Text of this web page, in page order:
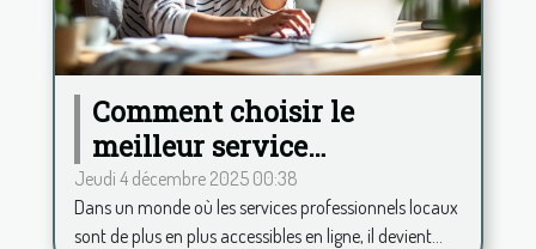
Comment choisir le
meilleur service
professionnel local en
ligne ?
Jeudi 4 décembre 2025 00:38
Dans un monde où les services professionnels locaux
sont de plus en plus accessibles en ligne, il devient...